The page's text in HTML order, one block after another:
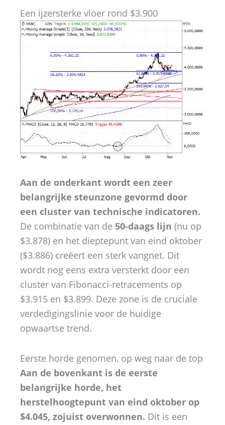
Een ijzersterke vloer rond $3.900
Aan de onderkant wordt een zeer
belangrijke steunzone gevormd door
een cluster van technische indicatoren.
De combinatie van de 50-daags lijn (nu op
$3.878) en het dieptepunt van eind oktober
($3.886) creëert een sterk vangnet. Dit
wordt nog eens extra versterkt door een
cluster van Fibonacci-retracements op
$3.915 en $3.899. Deze zone is de cruciale
verdedigingslinie voor de huidige
opwaartse trend.
Eerste horde genomen, op weg naar de top
Aan de bovenkant is de eerste
belangrijke horde, het
herstelhoogtepunt van eind oktober op
$4.045, zojuist overwonnen. Dit is een